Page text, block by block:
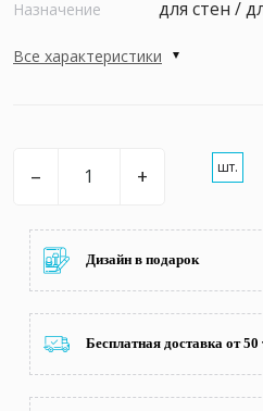
Назначение для стен /
Все характеристики
– + шт.
Дизайн в подарок
Бесплатная доставка от 50